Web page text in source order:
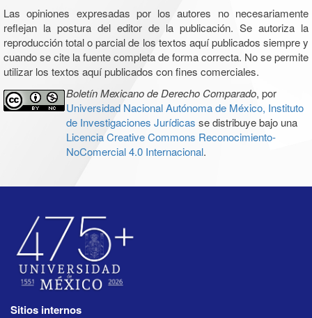
Las opiniones expresadas por los autores no necesariamente
reflejan la postura del editor de la publicación. Se autoriza la
reproducción total o parcial de los textos aquí publicados siempre y
cuando se cite la fuente completa de forma correcta. No se permite
utilizar los textos aquí publicados con fines comerciales.
Boletín Mexicano de Derecho Comparado, por
Universidad Nacional Autónoma de México, Instituto
de Investigaciones Jurídicas se distribuye bajo una
Licencia Creative Commons Reconocimiento-
NoComercial 4.0 Internacional.
Sitios internos